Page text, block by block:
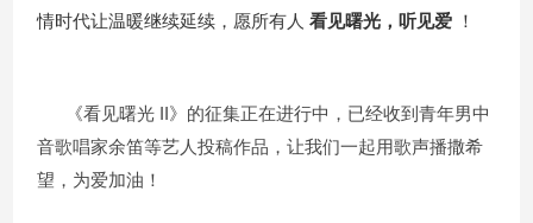
情时代让温暖继续延续，愿所有人 看见曙光，听见爱 ！
《看见曙光 II》的征集正在进行中，已经收到青年男中
音歌唱家余笛等艺人投稿作品，让我们一起用歌声播撒希
望，为爱加油！